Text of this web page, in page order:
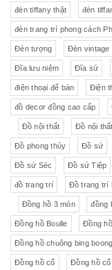
đèn tiffany thật đèn
đèn trang trí phong cách
Đèn tượng Đèn vintage
Đĩa lưu niệm Đĩa sứ
điện thoại để bàn Điện
đồ decor đồng cao cấp
Đồ nội thất Đồ nội
Đồ phong thủy Đồ sứ
Đồ sứ Séc Đồ sứ Tiệp
đồ trang trí Đồ trang trí
Đồng hồ 3 món đồng
Đồng hồ Boulle Đồng
Đồng hồ chuông bing boong
Đồng hồ cổ Đồng hồ cổ